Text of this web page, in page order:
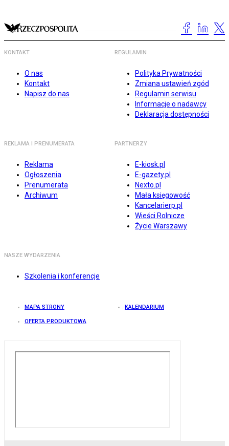
KONTAKT
O nas
Kontakt
Napisz do nas
REGULAMIN
Polityka Prywatności
Zmiana ustawień zgód
Regulamin serwisu
Informacje o nadawcy
Deklaracja dostępności
REKLAMA I PRENUMERATA
Reklama
Ogłoszenia
Prenumerata
Archiwum
PARTNERZY
E-kiosk.pl
E-gazety.pl
Nexto.pl
Mała księgowość
Kancelarierp.pl
Wieści Rolnicze
Życie Warszawy
NASZE WYDARZENIA
Szkolenia i konferencje
MAPA STRONY KALENDARIUM
OFERTA PRODUKTOWA